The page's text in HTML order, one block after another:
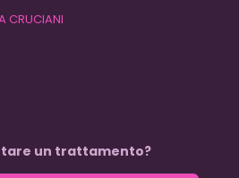
CRUCIANI
un trattamento?